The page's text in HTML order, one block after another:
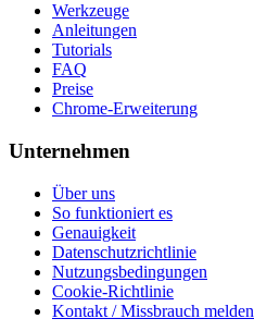
Werkzeuge
Anleitungen
Tutorials
FAQ
Preise
Chrome-Erweiterung
Unternehmen
Über uns
So funktioniert es
Genauigkeit
Datenschutzrichtlinie
Nutzungsbedingungen
Cookie-Richtlinie
Kontakt / Missbrauch melden